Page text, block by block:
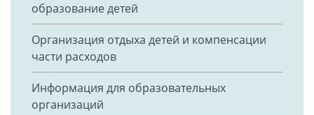
образование детей
Организация отдыха детей и компенсации
части расходов
Информация для образовательных
организаций